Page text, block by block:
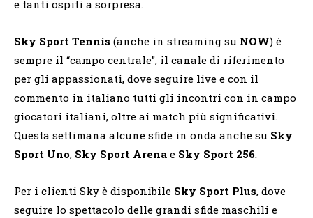
e tanti ospiti a sorpresa.
Sky Sport Tennis (anche in streaming su NOW) è
sempre il “campo centrale”, il canale di riferimento
per gli appassionati, dove seguire live e con il
commento in italiano tutti gli incontri con in campo
giocatori italiani, oltre ai match più significativi.
Questa settimana alcune sfide in onda anche su Sky
Sport Uno, Sky Sport Arena e Sky Sport 256.
Per i clienti Sky è disponibile Sky Sport Plus, dove
seguire lo spettacolo delle grandi sfide maschili e